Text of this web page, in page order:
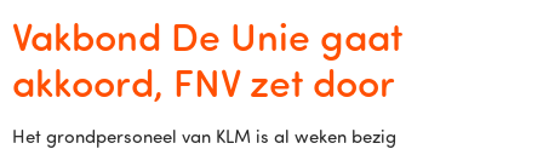
Vakbond De Unie gaat
akkoord, FNV zet door
Het grondpersoneel van KLM is al weken bezig